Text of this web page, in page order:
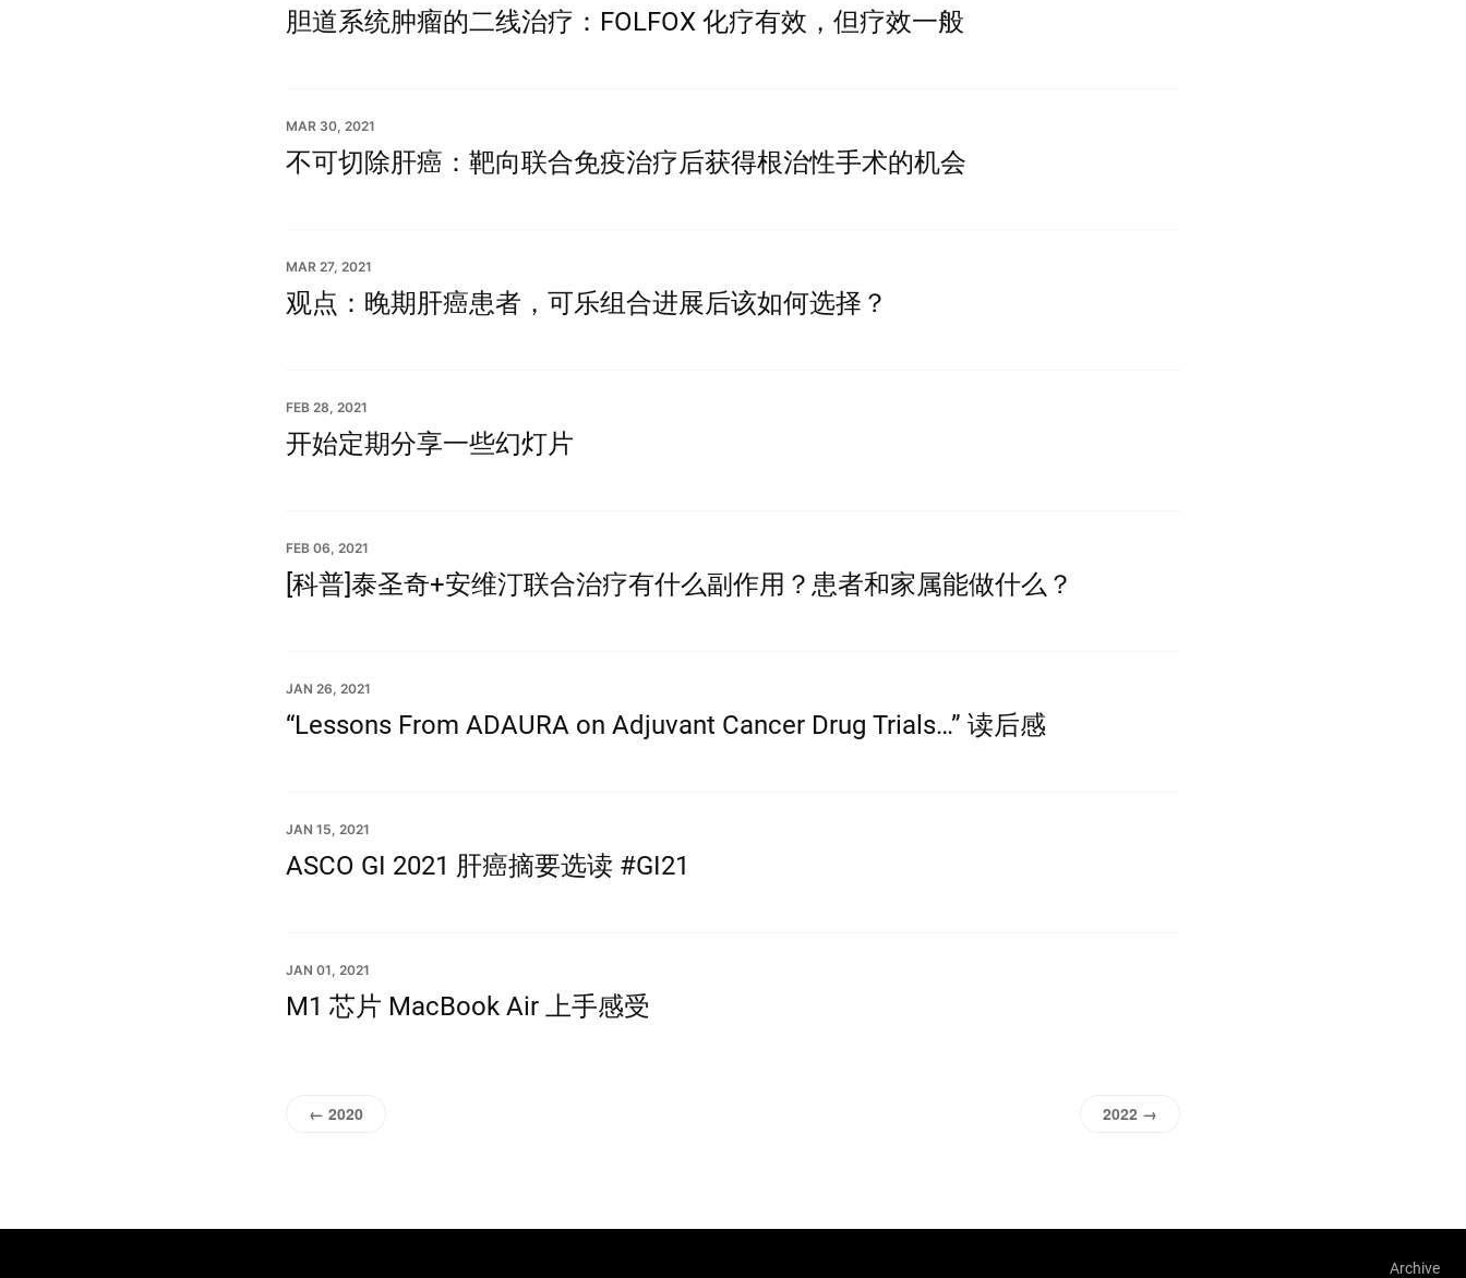
胆道系统肿瘤的二线治疗：FOLFOX 化疗有效，但疗效一般
MAR 30, 2021
不可切除肝癌：靶向联合免疫治疗后获得根治性手术的机会
MAR 27, 2021
观点：晚期肝癌患者，可乐组合进展后该如何选择？
FEB 28, 2021
开始定期分享一些幻灯片
FEB 06, 2021
[科普]泰圣奇+安维汀联合治疗有什么副作用？患者和家属能做什么？
JAN 26, 2021
“Lessons From ADAURA on Adjuvant Cancer Drug Trials…” 读后感
JAN 15, 2021
ASCO GI 2021 肝癌摘要选读 #GI21
JAN 01, 2021
M1 芯片 MacBook Air 上手感受
← 2020 2022 →
Archive